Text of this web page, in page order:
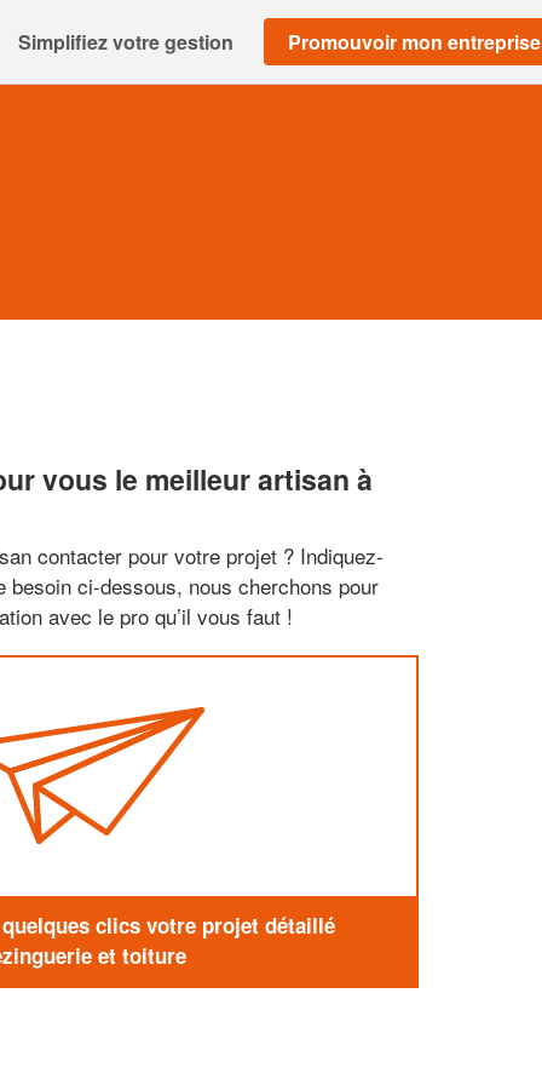
Simplifiez votre gestion Promouvoir mon entreprise
vous le meilleur artisan à
contacter pour votre projet ? Indiquez-
besoin ci-dessous, nous cherchons pour
avec le pro qu’il vous faut !
clics votre projet détaillé
et toiture